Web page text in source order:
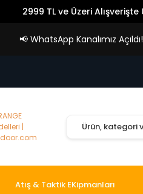
2999 TL ve Üzeri
📢 WhatsApp Kanalımız
Atış & Taktik EKipmanları